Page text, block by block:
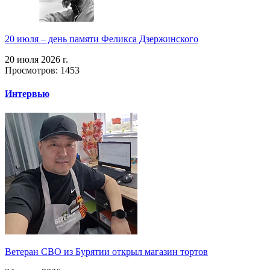
20 июля – день памяти Феликса Дзержинского
20 июля 2026 г.
Просмотров: 1453
Интервью
Ветеран СВО из Бурятии открыл магазин тортов